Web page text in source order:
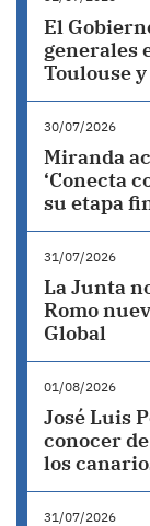
El
generales
Toulouse
30/07/2026
Miranda
‘Conecta
su etapa
31/07/2026
La Junta
Romo
Global
01/08/2026
José Luis
conocer
los
31/07/2026